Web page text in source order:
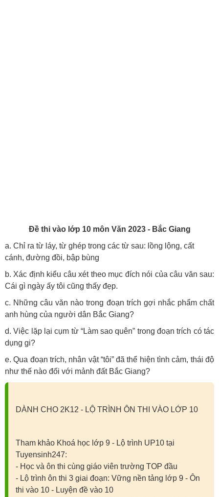
Đề thi vào lớp 10 môn Văn 2023 - Bắc Giang
a. Chỉ ra từ láy, từ ghép trong các từ sau: lồng lộng, cất
cánh, đường đồi, bập bùng
b. Xác định kiểu câu xét theo mục đích nói của câu văn sau:
Cái gì ngày ấy tôi cũng thấy đẹp.
c. Những câu văn nào trong đoạn trích gợi nhắc phẩm chất
anh hùng của người dân Bắc Giang?
d. Việc lặp lại cụm từ “Làm sao quên” trong đoạn trích có tác
dụng gi?
e. Qua đoạn trích, nhân vật “tôi” đã thể hiện tình cảm, thái độ
như thế nào đối với mảnh đất Bắc Giang?
DÀNH CHO 2K12 - LỘ TRÌNH ÔN THI VÀO LỚP 10
Tham khảo Khoá học lớp 9 - Lộ trình UP10 tại
Tuyensinh247:
- Học và ôn thi cùng giáo viên trường TOP đầu
- Lộ trình ôn thi 3 giai đoạn: Vững nền tảng lớp 9 - Ôn
thi vào 10 - Luyện đề vào 10